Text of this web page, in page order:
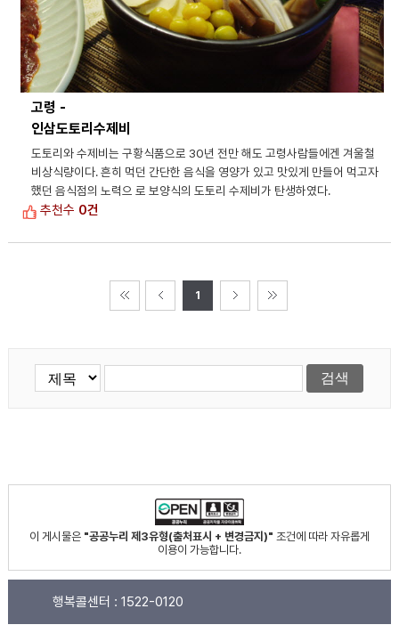
고령 -
인삼도토리수제비
도토리와 수제비는 구황식품으로 30년 전만 해도 고령사람들에겐 겨울철
비상식량이다. 흔히 먹던 간단한 음식을 영양가 있고 맛있게 만들어 먹고자
했던 음식점의 노력으 로 보양식의 도토리 수제비가 탄생하였다.
추천수 0건
1
이 게시물은 "공공누리 제3유형(출처표시 + 변경금지)" 조건에 따라 자유롭게
이용이 가능합니다.
행복콜센터 : 1522-0120